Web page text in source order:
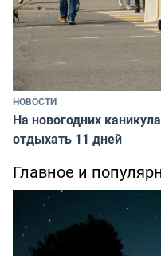
НОВОСТИ
На новогодних
отдыхать 11 дней
Главное и